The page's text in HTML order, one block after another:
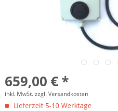
659,00 € *
inkl. MwSt.zzgl. Versandkosten
Lieferzeit 5-10 Werktage